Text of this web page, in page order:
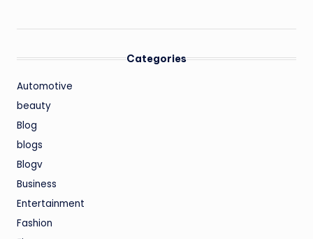
Categories
Automotive
beauty
Blog
blogs
Blogv
Business
Entertainment
Fashion